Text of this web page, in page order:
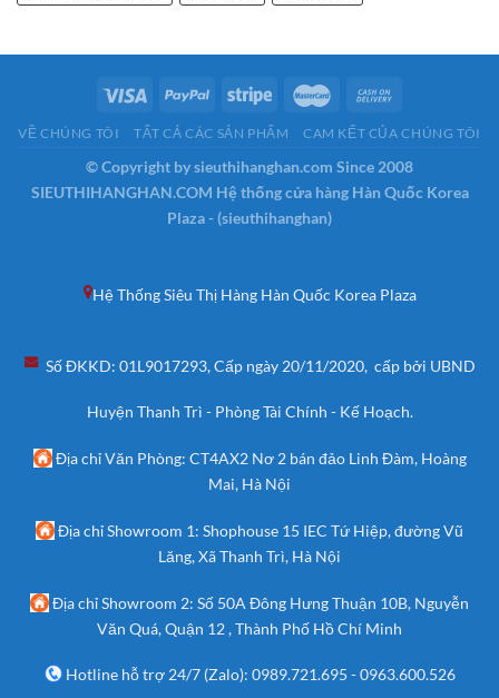
VỀ CHÚNG TÔI TẤT CẢ CÁC SẢN PHẨM CAM KẾT CỦA CHÚNG TÔI
© Copyright by sieuthihanghan.com Since 2008
SIEUTHIHANGHAN.COM Hệ thống cửa hàng Hàn Quốc Korea
Plaza - (sieuthihanghan)
Hệ Thống Siêu Thị Hàng Hàn Quốc Korea Plaza
Số ĐKKD: 01L9017293, Cấp ngày 20/11/2020, cấp bởi UBND
Huyện Thanh Trì - Phòng Tài Chính - Kế Hoạch.
Địa chỉ Văn Phòng: CT4AX2 Nơ 2 bán đảo Linh Đàm, Hoàng
Mai, Hà Nội
Địa chỉ Showroom 1: Shophouse 15 IEC Tứ Hiệp, đường Vũ
Lăng, Xã Thanh Trì, Hà Nội
Địa chỉ Showroom 2: Số 50A Đông Hưng Thuận 10B, Nguyễn
Văn Quá, Quận 12 , Thành Phố Hồ Chí Minh
Hotline hỗ trợ 24/7 (Zalo): 0989.721.695 -0963.600.526